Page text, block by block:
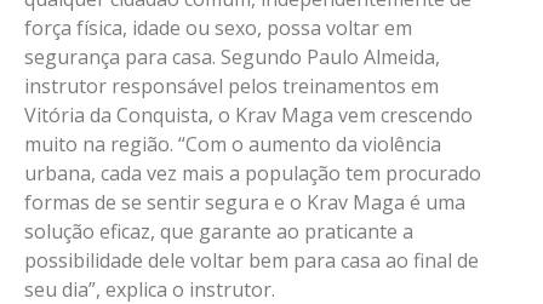
força física, idade ou sexo, possa voltar em
segurança para casa. Segundo Paulo Almeida,
instrutor responsável pelos treinamentos em
Vitória da Conquista, o Krav Maga vem crescendo
muito na região. “Com o aumento da violência
urbana, cada vez mais a população tem procurado
formas de se sentir segura e o Krav Maga é uma
solução eficaz, que garante ao praticante a
possibilidade dele voltar bem para casa ao final de
seu dia”, explica o instrutor.